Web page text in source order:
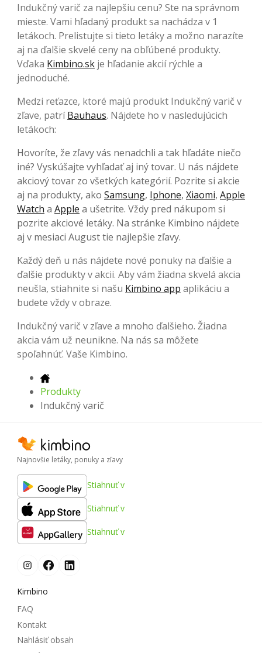
Indukčný varič za najlepšiu cenu? Ste na správnom
mieste. Vami hľadaný produkt sa nachádza v 1
letákoch. Prelistujte si tieto letáky a možno narazíte
aj na ďalšie skvelé ceny na obľúbené produkty.
Vďaka Kimbino.sk je hľadanie akcií rýchle a
jednoduché.
Medzi reťazce, ktoré majú produkt Indukčný varič v
zľave, patríBauhaus. Nájdete ho v nasledujúcich
letákoch:
Hovoríte, že zľavy vás nenadchli a tak hľadáte niečo
iné? Vyskúšajte vyhľadať aj iný tovar. U nás nájdete
akciový tovar zo všetkých kategórií. Pozrite si akcie
aj na produkty, ako Samsung, Iphone, Xiaomi, Apple
Watch a Apple a ušetrite. Vždy pred nákupom si
pozrite akciové letáky. Na stránke Kimbino nájdete
aj v mesiaci August tie najlepšie zľavy.
Každý deň u nás nájdete nové ponuky na ďalšie a
ďalšie produkty v akcii. Aby vám žiadna skvelá akcia
neušla, stiahnite si našu Kimbino app aplikáciu a
budete vždy v obraze.
Indukčný varič v zľave a mnoho ďalšieho. Žiadna
akcia vám už neunikne. Na nás sa môžete
spoľahnúť. Vaše Kimbino.
Produkty
Indukčný varič
Najnovšie letáky, ponuky a zľavy
Stiahnuť v
Stiahnuť v
Stiahnuť v
Kimbino
FAQ
Kontakt
Nahlásiť obsah